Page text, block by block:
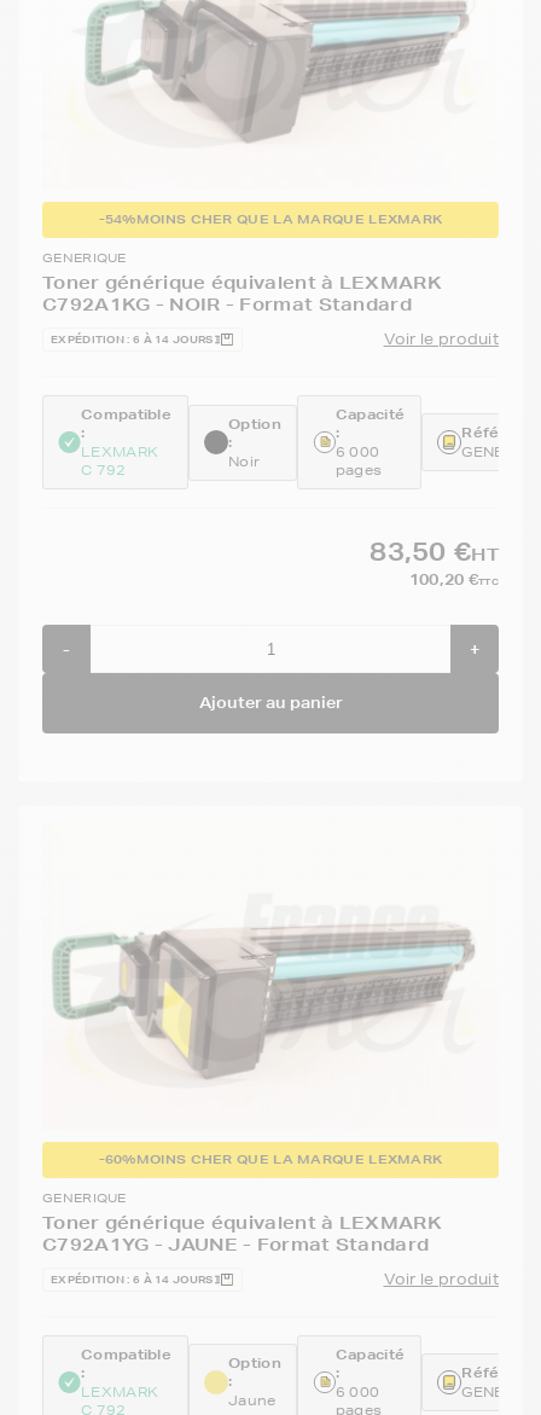
-54%MOINS CHER QUE LA MARQUE LEXMARK
GENERIQUE
Toner générique équivalent à LEXMARK
C792A1KG - NOIR - Format Standard
EXPÉDITION : 6 À 14 JOURS Voir le produit
Compatible
:
LEXMARK
C 792
Option
:
Noir
Capacité
:
6 000
pages
83,50 €HT
100,20 €TTC
- +
Ajouter au panier
-60%MOINS CHER QUE LA MARQUE LEXMARK
GENERIQUE
Toner générique équivalent à LEXMARK
C792A1YG - JAUNE - Format Standard
EXPÉDITION : 6 À 14 JOURS Voir le produit
Compatible
:
LEXMARK
C 792
Option
:
Jaune
Capacité
:
6 000
pages